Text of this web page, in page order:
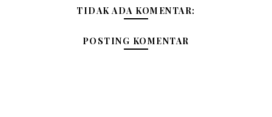
TIDAK ADA KOMENTAR:
POSTING KOMENTAR